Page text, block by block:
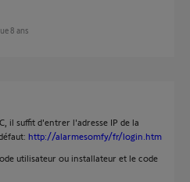
8 ans
il suffit d'entrer l'adresse IP de la
http://alarmesomfy/fr/login.htm
utilisateur ou installateur et le code